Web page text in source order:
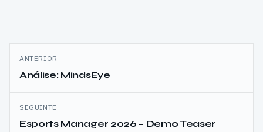
Navegação
de
artigos
ANTERIOR
Análise: MindsEye
SEGUINTE
Esports Manager 2026 – Demo Teaser